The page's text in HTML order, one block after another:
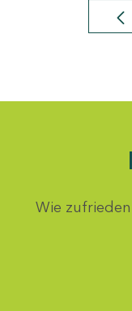
Wie